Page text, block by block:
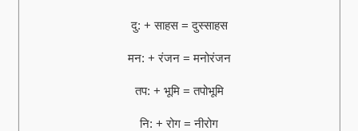
दु: + साहस = दुस्साहस
मन: + रंजन = मनोरंजन
तप: + भूमि = तपोभूमि
नि: + रोग = नीरोग